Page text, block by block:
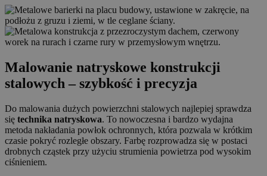
Malowanie natryskowe konstrukcji
stalowych – szybkość i precyzja
Do malowania dużych powierzchni stalowych najlepiej sprawdza
się technika natryskowa. To nowoczesna i bardzo wydajna
metoda nakładania powłok ochronnych, która pozwala w krótkim
czasie pokryć rozległe obszary. Farbę rozprowadza się w postaci
drobnych cząstek przy użyciu strumienia powietrza pod wysokim
ciśnieniem.